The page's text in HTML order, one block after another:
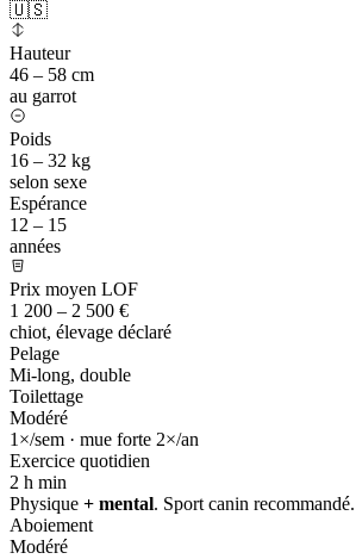
🇺🇸
Hauteur
46 – 58 cm
au garrot
Poids
16 – 32 kg
selon sexe
Espérance
12 – 15
années
Prix moyen LOF
1 200 – 2 500 €
chiot, élevage déclaré
Pelage
Mi-long, double
Toilettage
Modéré
1×/sem · mue forte 2×/an
Exercice quotidien
2 h min
Physique + mental. Sport canin recommandé.
Aboiement
Modéré